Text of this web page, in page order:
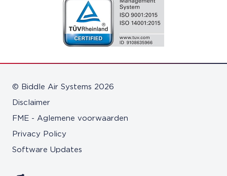
© Biddle Air Systems 2026
Disclaimer
FME - Aglemene voorwaarden
Privacy Policy
Software Updates